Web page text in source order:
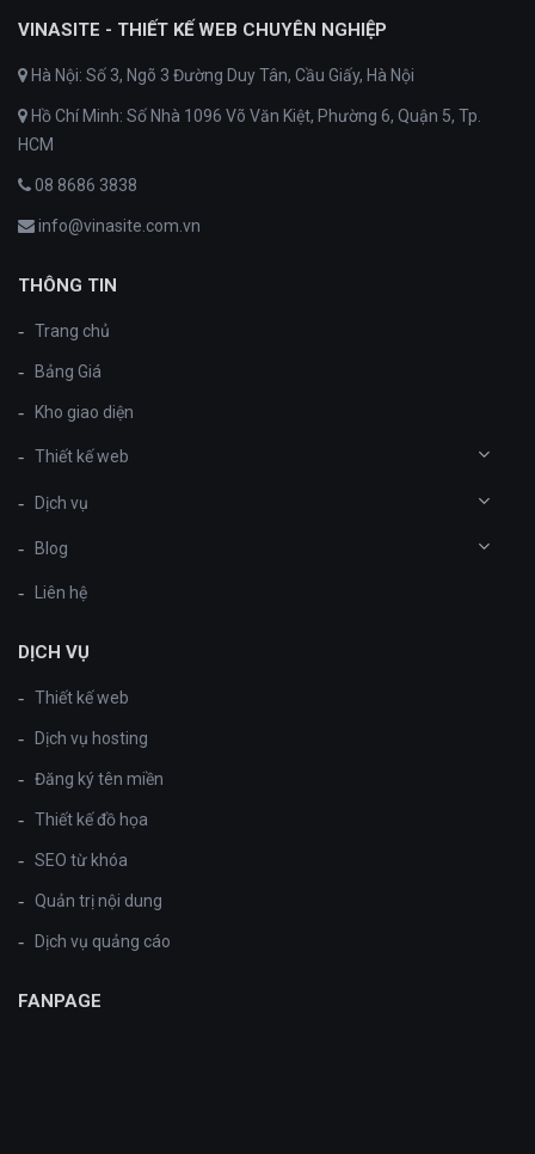
VINASITE - THIẾT KẾ WEB CHUYÊN NGHIỆP
Hà Nội: Số 3, Ngõ 3 Đường Duy Tân, Cầu Giấy, Hà Nội
Hồ Chí Minh: Số Nhà 1096 Võ Văn Kiệt, Phường 6, Quận 5, Tp.
HCM
08 8686 3838
info@vinasite.com.vn
THÔNG TIN
Trang chủ
Bảng Giá
Kho giao diện
Thiết kế web
Dịch vụ
Blog
Liên hệ
DỊCH VỤ
Thiết kế web
Dịch vụ hosting
Đăng ký tên miền
Thiết kế đồ họa
SEO từ khóa
Quản trị nội dung
Dịch vụ quảng cáo
FANPAGE